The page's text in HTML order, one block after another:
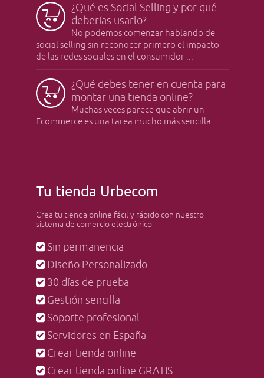
¿Qué es Social Selling y por qué
deberías usarlo?
No podemos comenzar hablando de
social selling sin reconocer primero el impacto
de las redes sociales en el consumidor ...
¿Qué debes tener en cuenta para
montar una tienda online?
Muchas veces parece que abrir un
Ecommerce es una tarea mucho más sencilla...
Tu tienda Urbecom
Crea tu tienda online fácil y rápido con nuestro
sistema de comercio electrónico
Sin permanencia
Diseño Personalizado
30 días de prueba
Gestión sencilla
Soporte profesional
Servidores en España
Crear tienda online
Crear tienda online GRATIS